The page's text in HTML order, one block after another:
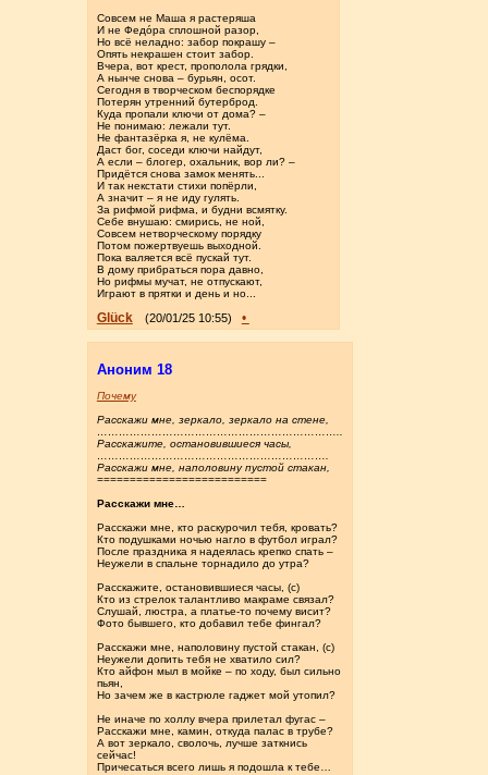
Совсем не Маша я растеряша
И не Федо́ра сплошной разор,
Но всё неладно: забор покрашу –
Опять некрашен стоит забор.
Вчера, вот крест, прополола грядки,
А нынче снова – бурьян, осот.
Сегодня в творческом беспорядке
Потерян утренний бутерброд.
Куда пропали ключи от дома? –
Не понимаю: лежали тут.
Не фантазёрка я, не кулёма.
Даст бог, соседи ключи найдут,
А если – блогер, охальник, вор ли? –
Придётся снова замок менять...
И так некстати стихи попёрли,
А значит – я не иду гулять.
За рифмой рифма, и будни всмятку.
Себе внушаю: смирись, не ной,
Совсем нетворческому порядку
Потом пожертвуешь выходной.
Пока валяется всё пускай тут.
В дому прибраться пора давно,
Но рифмы мучат, не отпускают,
Играют в прятки и день и но...
Glück (20/01/25 10:55) •
Аноним 18
Почему
Расскажи мне, зеркало, зеркало на стене,
…………………………………………………………..
Расскажите, остановившиеся часы,
……………………………………………………….
Расскажи мне, наполовину пустой стакан,
==========================
Расскажи мне…
Расскажи мне, кто раскурочил тебя, кровать?
Кто подушками ночью нагло в футбол играл?
После праздника я надеялась крепко спать –
Неужели в спальне торнадило до утра?
Расскажите, остановившиеся часы, (с)
Кто из стрелок талантливо макраме связал?
Слушай, люстра, а платье-то почему висит?
Фото бывшего, кто добавил тебе фингал?
Расскажи мне, наполовину пустой стакан, (с)
Неужели допить тебя не хватило сил?
Кто айфон мыл в мойке – по ходу, был сильно
пьян,
Но зачем же в кастрюле гаджет мой утопил?
Не иначе по холлу вчера прилетал фугас –
Расскажи мне, камин, откуда палас в трубе?
А вот зеркало, сволочь, лучше заткнись
сейчас!
Причесаться всего лишь я подошла к тебе…